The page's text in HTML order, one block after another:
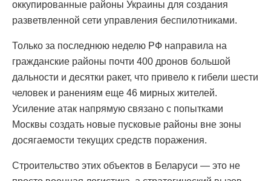
оккупированные районы Украины для создания
разветвленной сети управления беспилотниками.
Только за последнюю неделю РФ направила на
гражданские районы почти 400 дронов большой
дальности и десятки ракет, что привело к гибели шести
человек и ранениям еще 46 мирных жителей.
Усиление атак напрямую связано с попытками
Москвы создать новые пусковые районы вне зоны
досягаемости текущих средств поражения.
Строительство этих объектов в Беларуси — это не